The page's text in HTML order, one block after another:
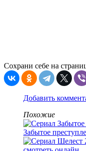
Сохрани себе на
Добавить
Похожие
Забытое